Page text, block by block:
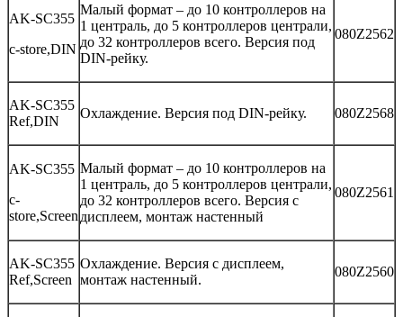
AK-SC355
c-store,DIN
Малый формат – до 10 контроллеров на
1 централь, до 5 контроллеров централи,
до 32 контроллеров всего. Версия под
DIN-рейку.
080Z2562
AK-SC355
Ref,DIN
Охлаждение. Версия под DIN-рейку. 080Z2568
AK-SC355
c-
store,Screen
Малый формат – до 10 контроллеров на
1 централь, до 5 контроллеров централи,
до 32 контроллеров всего. Версия с
дисплеем, монтаж настенный
080Z2561
AK-SC355
Ref,Screen
Охлаждение. Версия с дисплеем,
монтаж настенный.
080Z2560